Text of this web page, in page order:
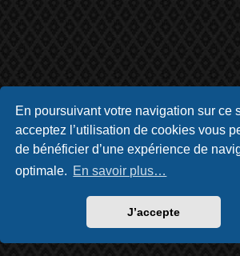
En poursuivant votre navigation sur ce
acceptez l’utilisation de cookies vous
de bénéficier d’une expérience de
optimale. En savoir plus…
J’accepte